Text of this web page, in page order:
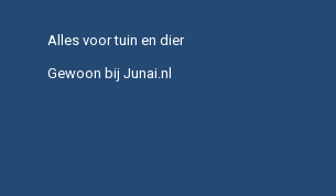
Alles voor tuin en dier
Gewoon bij Junai.nl